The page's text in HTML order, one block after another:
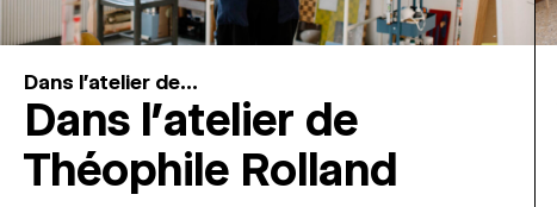
Dans l'atelier de...
Dans l’atelier de
Théophile Rolland